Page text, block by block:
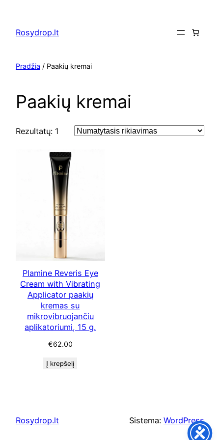
turinio
Rosydrop.lt
Pradžia / Paakių kremai
Paakių kremai
Rezultatų: 1
Plamine Reveris Eye
Cream with Vibrating
Applicator paakių
kremas su
mikrovibruojančiu
aplikatoriumi, 15 g.
€62.00
Į krepšelį
Rosydrop.lt Sistema: WordPress